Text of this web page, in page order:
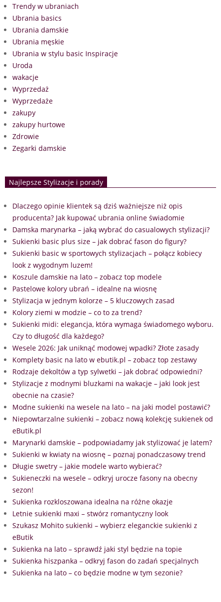
Trendy w ubraniach
Ubrania basics
Ubrania damskie
Ubrania męskie
Ubrania w stylu basic Inspiracje
Uroda
wakacje
Wyprzedaż
Wyprzedaże
zakupy
zakupy hurtowe
Zdrowie
Zegarki damskie
Najlepsze Stylizacje i porady
Dlaczego opinie klientek są dziś ważniejsze niż opis
producenta? Jak kupować ubrania online świadomie
Damska marynarka – jaką wybrać do casualowych stylizacji?
Sukienki basic plus size – jak dobrać fason do figury?
Sukienki basic w sportowych stylizacjach – połącz kobiecy
look z wygodnym luzem!
Koszule damskie na lato – zobacz top modele
Pastelowe kolory ubrań – idealne na wiosnę
Stylizacja w jednym kolorze – 5 kluczowych zasad
Kolory ziemi w modzie – co to za trend?
Sukienki midi: elegancja, która wymaga świadomego wyboru.
Czy to długość dla każdego?
Wesele 2026: Jak uniknąć modowej wpadki? Złote zasady
Komplety basic na lato w ebutik.pl – zobacz top zestawy
Rodzaje dekoltów a typ sylwetki – jak dobrać odpowiedni?
Stylizacje z modnymi bluzkami na wakacje – jaki look jest
obecnie na czasie?
Modne sukienki na wesele na lato – na jaki model postawić?
Niepowtarzalne sukienki – zobacz nową kolekcję sukienek od
eButik.pl
Marynarki damskie – podpowiadamy jak stylizować je latem?
Sukienki w kwiaty na wiosnę – poznaj ponadczasowy trend
Długie swetry – jakie modele warto wybierać?
Sukieneczki na wesele – odkryj urocze fasony na obecny
sezon!
Sukienka rozkloszowana idealna na różne okazje
Letnie sukienki maxi – stwórz romantyczny look
Szukasz Mohito sukienki – wybierz eleganckie sukienki z
eButik
Sukienka na lato – sprawdź jaki styl będzie na topie
Sukienka hiszpanka – odkryj fason do zadań specjalnych
Sukienka na lato – co będzie modne w tym sezonie?